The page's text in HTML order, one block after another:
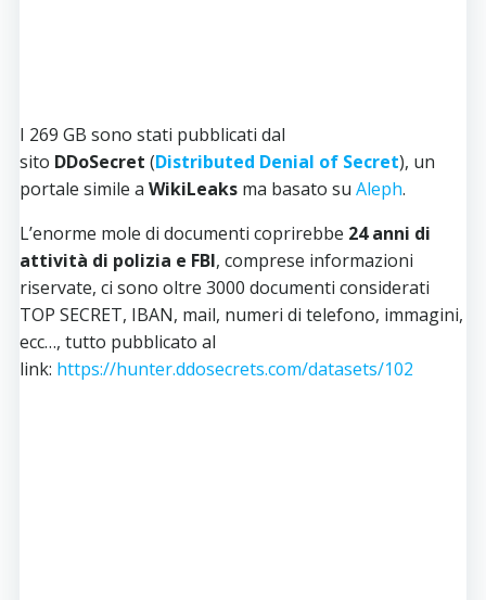
I 269 GB sono stati pubblicati dal
sito DDoSecret (Distributed Denial of Secret), un
portale simile a WikiLeaks ma basato su Aleph.
L’enorme mole di documenti coprirebbe 24 anni di
attività di polizia e FBI, comprese informazioni
riservate, ci sono oltre 3000 documenti considerati
TOP SECRET, IBAN, mail, numeri di telefono, immagini,
ecc…, tutto pubblicato al
link: https://hunter.ddosecrets.com/datasets/102